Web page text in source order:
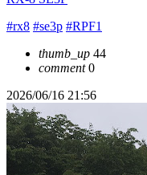
#rx8 #se3p #RPF1
thumb_up 44
comment0
2026/06/16 21:56